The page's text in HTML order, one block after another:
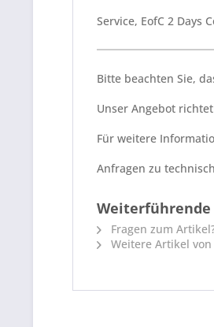
Service, EofC 2 Days
Bitte beachten Sie,
Unser Angebot
Für weitere
Anfragen zu
Weiterführende
Fragen zum
Weitere Artikel von